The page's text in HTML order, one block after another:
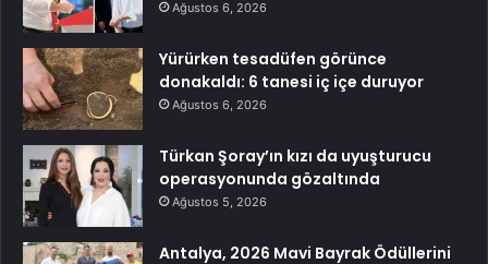
Ağustos 6, 2026
Yürürken tesadüfen görünce
donakaldı: 6 tanesi iç içe duruyor
Ağustos 6, 2026
Türkan Şoray’ın kızı da uyuşturucu
operasyonunda gözaltında
Ağustos 5, 2026
Antalya, 2026 Mavi Bayrak Ödüllerini